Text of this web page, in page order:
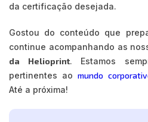
da certificação desejada.
Gostou do conteúdo que
continue acompanhando as
da Helioprint. Estamos
pertinentes aomundo
Até a próxima!